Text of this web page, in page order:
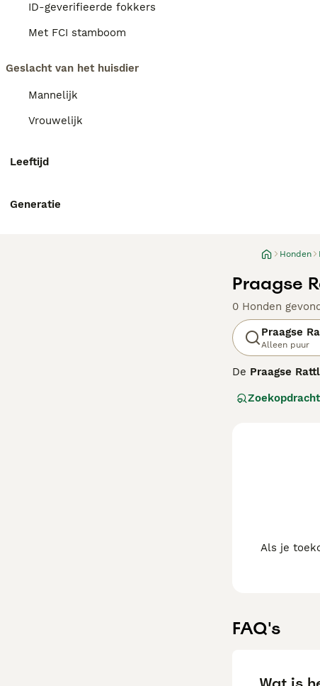
ID-geverifieerde fokkers
Met FCI stamboom
Geslacht van het huisdier
Mannelijk
Vrouwelijk
Leeftijd
Generatie
Honden
Praagse
0 Honden
Praagse
Alleen puur
De Praagse
Rattler op door
die voldoende
liefhebbers
Nederland"
beweging en
Als je
FAQ's